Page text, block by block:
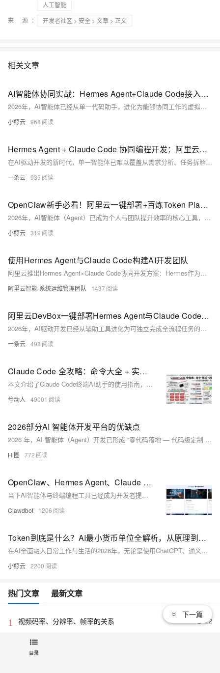
人工智能
来 源：
开发者社区 > 安全 > 文章 > 正文
目录
相关文章
AI智能体协同实战：Hermes Agent+Claude Code接入阿里云百炼Token Plan完整教程
2026年，AI智能体已经从单一代码助手，进化为能够协同工作的虚拟开发团队。Hermes Agent与Claude Code的组合，成为当前最成熟、最高效的AI开发搭档：Hermes Agent负责任务规划、需求拆解、记忆沉淀与流程调度，扮演技术主管角色；Claude Code专注代码生成、文件修改、命令执行与工程落地，承担核心开发工作。二者配合，可实现从需求分析到代码落地的全流程自动化，大幅提升研发效率。
小鲸云 968
Hermes Agent + Claude Code 协同编程开发：阿里云一键部署AI开发团队全教程
在AI驱动开发的新时代，单一智能体已难以覆盖从需求分析、任务拆解、代码编写到经验沉淀的全流程。Hermes Agent与Claude Code的组合，构建了一套类似“技术主管+资深工程师”的高效AI开发团队模式。前者负责统筹规划、记忆进化、任务调度，后者专注高质量编码、调试与实现，两者协同工作，可大幅提升开发效率与工程交付质量。
一条云 935
OpenClaw新手必看！阿里云一键部署+百炼Token Plan开通与配置完整手册
2026年，AI智能体（Agent）已成为个人与团队提升效率的核心工具，OpenClaw（原Clawdbot）凭借轻量化、全场景适配、可深度自定义的优势，成为最受欢迎的开源AI智能体框架之一。它能对接阿里云百炼大模型，实现代码生成、任务自动化、信息检索、多平台交互等能力，无需复杂开发即可拥有专属AI助手。
小鲸云 319
使用Hermes Agent与Claude Code构建AI开发团队
阿里云推出Hermes Agent×Claude Code协同开发方案：Hermes作为智能主控，负责需求分析、任务拆解与经验沉淀；Claude Code专注高质量编码执行。二者构建“技术主管+资深工程师”式AI团队，支持一键部署于DevBox，实现战略规划与战术执行闭环。
阿里云智能-系统运维管理团队 1437
阿里云DevBox一键部署Hermes Agent与Claude Code：从零搭建AI驱动开发闭环完整教程
2026年，AI驱动开发已经从辅助工具进化为可独立完成全流程任务的数字化开发团队。Hermes Agent与Claude Code的组合，正是当前最成熟、最稳定、最贴近真实工程场景的AI协同开发架构。阿里云基于云开发机DevBox推出的一键部署方案，让普通开发者无需关心底层环境配置，几分钟内即可拥有一支具备需求分析、方案设计、代码编写、调试优化、经验沉淀能力的全天候AI开发团队。
一条云 498
Claude Code 全攻略：命令大全 + 实战工作流（建议收藏）
本文介绍了Claude Code终端AI助手的使用指南，主要内容包括：1)常用命令如版本查看、项目启动和更新；2)三种工作模式切换及界面说明；3)核心功能指令速查表，包含初始化、压缩对话、清除历史等操作；4)详细解析了/init、/help、/clear、/compact、/memory等关键命令的使用场景和语法。文章通过丰富的界面截图和场景示例，帮助开发者快速掌握如何通过命令行和交互界面高效使用Claude Code进行项目开发，特别强调了CLAUDE.md文件作为项目知识库的核心作用。
兮动人 49001
2026部分AI 智能体开发平台的优缺点
2026 年，AI 智能体（Agent）开发已形成 “零代码落地 — 代码级定制 — 企业级全栈” 的完整生态，不同技术背景与业务需求的团队，都能找到适配的平台。
Hi圈 772
OpenClaw、Hermes Agent、Claude Code 接入配置阿里云百炼大模型保姆级教程
当下AI智能体与终端编程工具已经成为开发者提效的核心利器，OpenClaw、Hermes Agent、Claude Code凭借强大的代码生成、任务自动化、流程调度、工程运维能力，被广泛应用于个人开发、团队协作、服务器运维、业务流程自动化等各类场景。
Clawdbot 1206
Token到底是什么？AI最小货币单位全解析，从原理到省钱技巧一文吃透
在AI全面融入日常工作与生活的2026年，无论是使用ChatGPT、通义千问等对话工具，还是部署OpenClaw、Hermes Agent等AI智能体，我们都会频繁接触到一个核心概念——Token。它被称为AI世界的“最小货币单位”，贯穿模型交互、计费结算、能力限制的全流程。但多数用户对Token的认知仅停留在“计费单位”层面，既不理解其本质，也不懂如何通过优化使用降低成本，导致频繁出现费用超支、AI“失忆”、响应缓慢等问题。
小鲸云 2200
热门文章 最新文章
1 视频码率、分辨率、帧率的关系 22
又一个项目开源，阿里已成为中国开源的关键力量？
下一篇